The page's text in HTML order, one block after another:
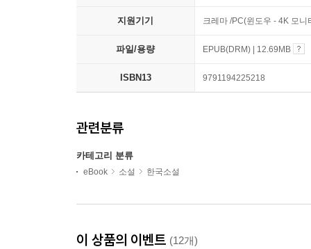
지원기기 크레마 /PC(윈도우 - 4K 모
파일/용량 EPUB(DRM) | 12.69MB
ISBN13 9791194225218
관련분류
카테고리 분류
eBook 소설 한국소설
이 상품의 이벤트 (12개)